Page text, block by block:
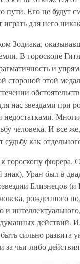
пути. Его не будут
играть для него
Зодиака,
В гороскопе
и
стороной этой
нас звездами при
человека. И все
судьбу как
гороскопу фюрера.
Уран был в
Близнецов
рожденного
и
действий.
сильно развита
за чьи-либо действия